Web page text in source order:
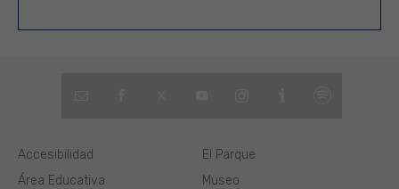
El Parque
Museo
Área Educativa
Accesibilidad